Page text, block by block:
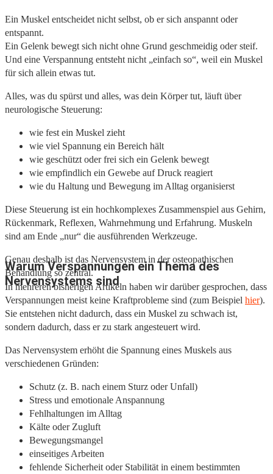
Ein Muskel entscheidet nicht selbst, ob er sich anspannt oder
entspannt.
Ein Gelenk bewegt sich nicht ohne Grund geschmeidig oder steif.
Und eine Verspannung entsteht nicht „einfach so“, weil ein Muskel
für sich allein etwas tut.
Alles, was du spürst und alles, was dein Körper tut, läuft über
neurologische Steuerung:
wie fest ein Muskel zieht
wie viel Spannung ein Bereich hält
wie geschützt oder frei sich ein Gelenk bewegt
wie empfindlich ein Gewebe auf Druck reagiert
wie du Haltung und Bewegung im Alltag organisierst
Diese Steuerung ist ein hochkomplexes Zusammenspiel aus Gehirn,
Rückenmark, Reflexen, Wahrnehmung und Erfahrung. Muskeln
sind am Ende „nur“ die ausführenden Werkzeuge.
Genau deshalb ist das Nervensystem in der osteopathischen
Behandlung so zentral.
Warum Verspannungen ein Thema des
Nervensystems sind
In mehreren bisherigen Artikeln haben wir darüber gesprochen, dass
Verspannungen meist keine Kraftprobleme sind (zum Beispiel hier).
Sie entstehen nicht dadurch, dass ein Muskel zu schwach ist,
sondern dadurch, dass er zu stark angesteuert wird.
Das Nervensystem erhöht die Spannung eines Muskels aus
verschiedenen Gründen:
Schutz (z. B. nach einem Sturz oder Unfall)
Stress und emotionale Anspannung
Fehlhaltungen im Alltag
Kälte oder Zugluft
Bewegungsmangel
einseitiges Arbeiten
fehlende Sicherheit oder Stabilität in einem bestimmten